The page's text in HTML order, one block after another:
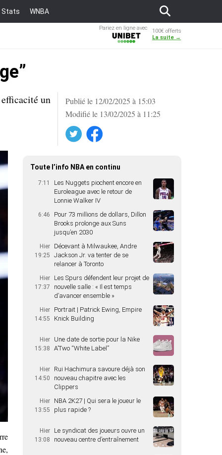
Stats WNBA
Pariez en ligne avec
100€ offerts
La suite →
Publié le 12/02/2025 à 15:03
Modifié le 13/02/2025 à 11:25
Facebook
un
Toute l’info NBA en continu
7:11
Les Nuggets piochent encore en
Euroleague avec le retour de
Lonnie Walker IV
6:46
Pour 73 millions de dollars, Dillon
Brooks prolonge aux Suns
jusqu’en 2030
Hier
19:25
Décevant à Milwaukee, Andre
Jackson Jr. va tenter de se
relancer à Toronto
Hier
17:37
Les Spurs défendent leur projet de
nouvelle salle : « Il est temps
d’avancer ensemble »
Hier
14:55
Portrait | Patrick Ewing, Empire
Knick Building
Hier
15:38
Une date de sortie pour la Nike
A’Two “White Label”
Hier
14:50
Rui Hachimura savoure déjà son
nouveau chapitre avec les
Clippers
Hier
13:55
NBA 2K27 | Qui sera le joueur le
plus rapide ?
Hier
13:08
Le syndicat des joueurs ouvre un
nouveau centre d’entraînement